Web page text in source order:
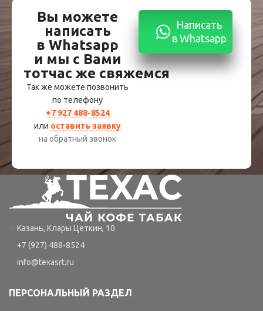
Вы можете
написать
в Whatsapp
и мы с Вами
тотчас же свяжемся
Так же можете позвонить
по телефону
+7 927 488-8524
или оставить заявку
на обратный звонок
Написать
в Whatsapp
Казань, Клары Цеткин, 10
+7 (927) 488-8524
info@texasrt.ru
ПЕРСОНАЛЬНЫЙ РАЗДЕЛ